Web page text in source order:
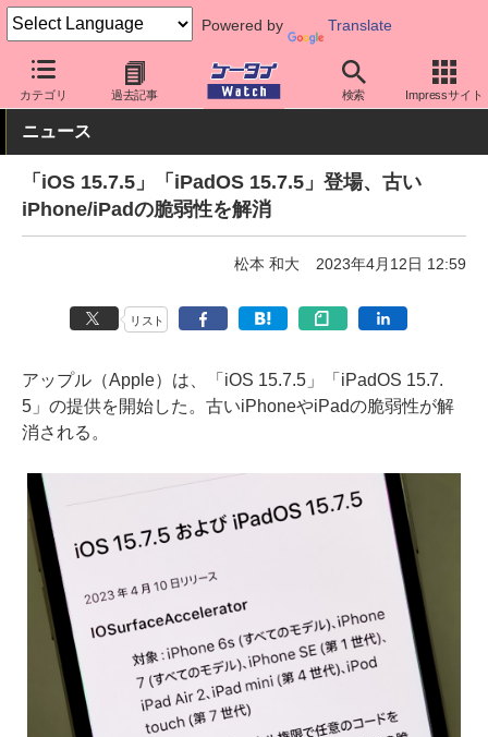
Powered by Translate
カテゴリ 過去記事 検索 Impressサイト
ケータイ Watch OS iPhone (iOS)
ニュース
「iOS 15.7.5」「iPadOS 15.7.5」登場、古い
iPhone/iPadの脆弱性を解消
松本 和大 2023年4月12日 12:59
リスト
アップル（Apple）は、「iOS 15.7.5」「iPadOS 15.7.
5」の提供を開始した。古いiPhoneやiPadの脆弱性が解
消される。